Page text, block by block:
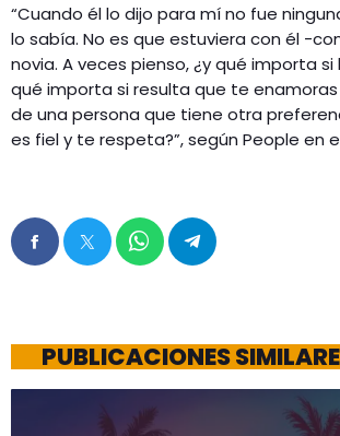
“Cuando él lo dijo para mí no fue
lo sabía. No es que estuviera con él -
novia. A veces pienso, ¿y qué importa si
qué importa si resulta que te
de una persona que tiene otra
es fiel y te respeta?”, según People en
PUBLICACIONES